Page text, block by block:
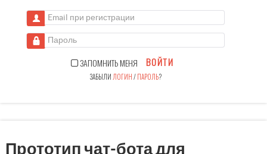
Email при регистрации
Пароль
ЗАПОМНИТЬ МЕНЯ ВОЙТИ
ЗАБЫЛИ ЛОГИН/ПАРОЛЬ?
Прототип чат-бота для